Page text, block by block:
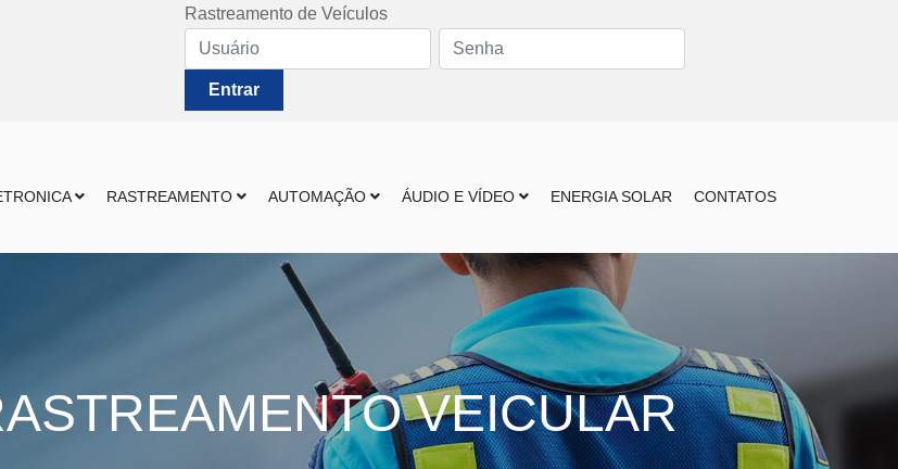
Rastreamento de Veículos
Entrar
RASTREAMENTO AUTOMAÇÃO ÁUDIO E VÍDEO ENERGIA SOLAR CONTATOS
VEICULAR